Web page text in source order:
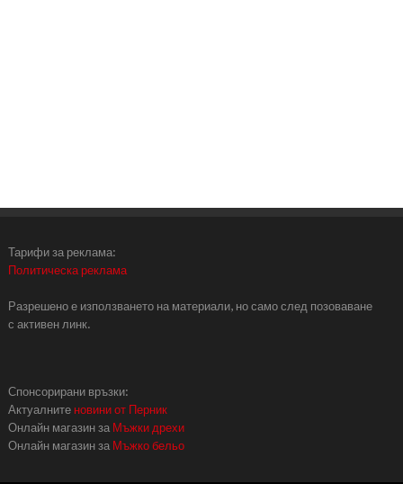
Тарифи за реклама:
Политическа реклама
Разрешено е използването на материали, но само след позоваване
с активен линк.
Спонсорирани връзки:
Актуалните новини от Перник
Онлайн магазин за Мъжки дрехи
Онлайн магазин за Мъжко бельо